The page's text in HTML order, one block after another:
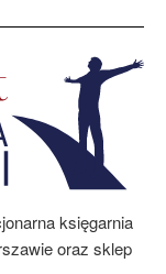
księgarnia
oraz sklep